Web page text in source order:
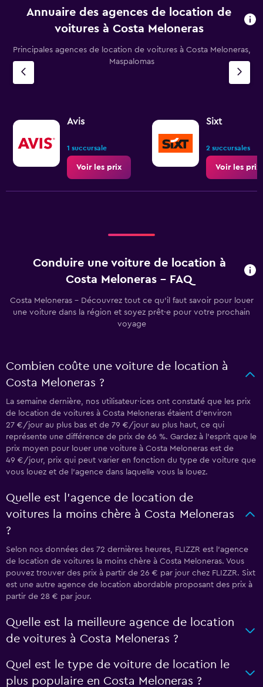
Annuaire des agences de location de
voitures à Costa Meloneras
Principales agences de location de voitures à Costa Meloneras,
Maspalomas
Avis
1 succursale
Voir les prix
Sixt
2 succursales
Voir les prix
Conduire une voiture de location à
Costa Meloneras - FAQ
Costa Meloneras - Découvrez tout ce qu’il faut savoir pour louer
une voiture dans la région et soyez prêt·e pour votre prochain
voyage
Combien coûte une voiture de location à
Costa Meloneras ?
La semaine dernière, nos utilisateur·ices ont constaté que les prix
de location de voitures à Costa Meloneras étaient d’environ
27 €/jour au plus bas et de 79 €/jour au plus haut, ce qui
représente une différence de prix de 66 %. Gardez à l’esprit que le
prix moyen pour louer une voiture à Costa Meloneras est de
49 €/jour, prix qui peut varier en fonction du type de voiture que
vous louez et de l’agence dans laquelle vous la louez.
Quelle est l’agence de location de
voitures la moins chère à Costa Meloneras
?
Selon nos données des 72 dernières heures, FLIZZR est l’agence
de location de voitures la moins chère à Costa Meloneras. Vous
pouvez trouver des prix à partir de 26 € par jour chez FLIZZR. Sixt
est une autre agence de location abordable proposant des prix à
partir de 28 € par jour.
Quelle est la meilleure agence de location
de voitures à Costa Meloneras ?
Quel est le type de voiture de location le
plus populaire en Costa Meloneras ?